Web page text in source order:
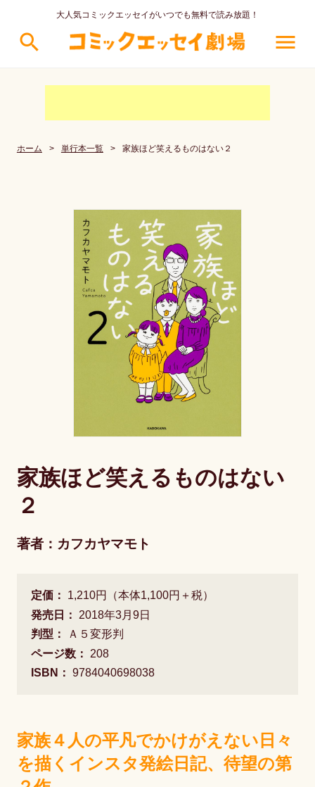
大人気コミックエッセイがいつでも無料で読み放題！
search menu
ホーム > 単行本一覧 > 家族ほど笑えるものはない２
家族ほど笑えるものはない
２
著者：カフカヤマモト
定価：
1,210円（本体1,100円＋税）
発売日：
2018年3月9日
判型：
Ａ５変形判
ページ数：
208
ISBN： 9784040698038
家族４人の平凡でかけがえない日々
を描くインスタ発絵日記、待望の第